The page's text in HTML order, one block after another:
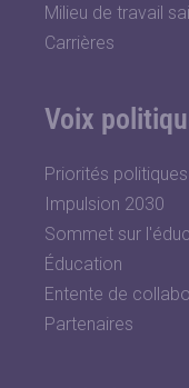
Milieu de travail
Carrières
Voix
Priorités politiques
Impulsion 2030
Sommet sur
Éducation
Entente de
Partenaires